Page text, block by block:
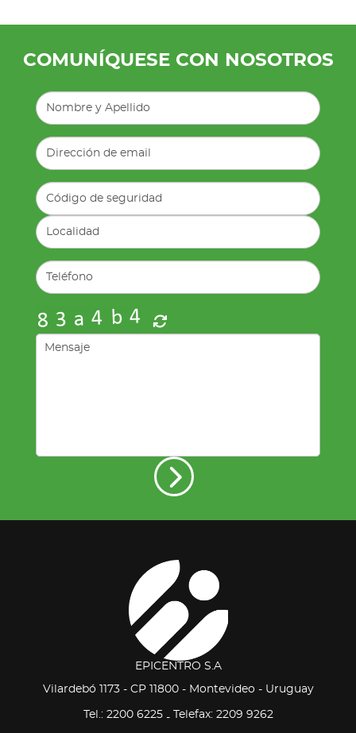
COMUNÍQUESE CON NOSOTROS
EPICENTRO S.A
Vilardebó 1173 - CP 11800 - Montevideo - Uruguay
Tel.: 2200 6225- Telefax: 2209 9262